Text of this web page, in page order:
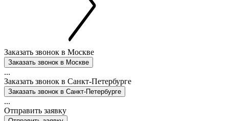
Заказать звонок в Москве
...
Заказать звонок в Санкт-Петербурге
...
Отправить заявку